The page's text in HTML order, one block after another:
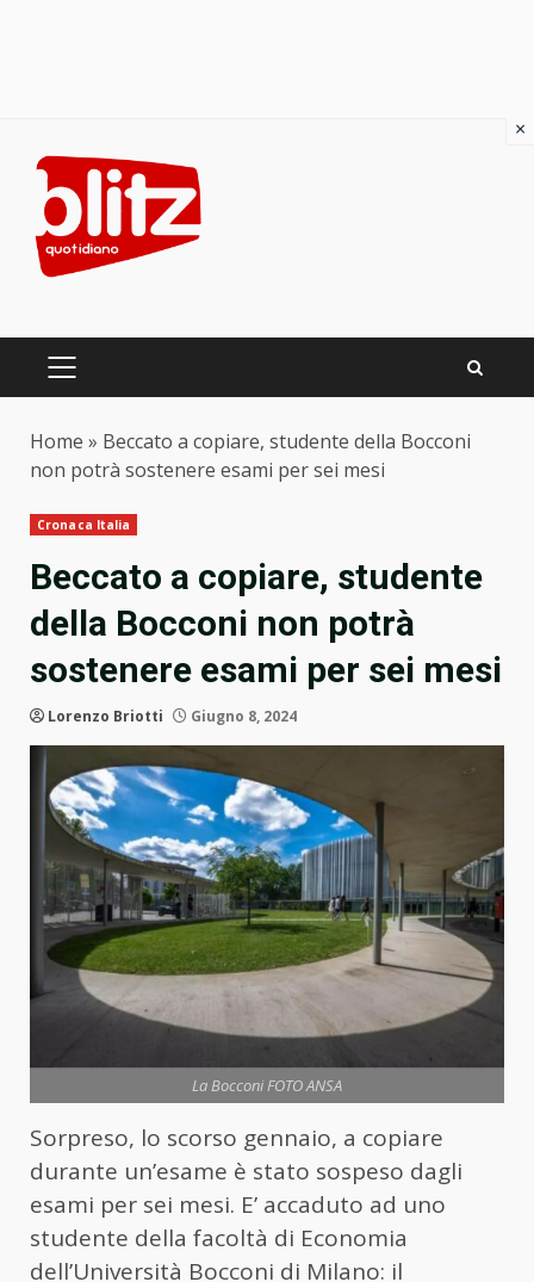
content
PRIMARY
Home » Beccato a copiare, studente della Bocconi
non potrà sostenere esami per sei mesi
Cronaca Italia
Beccato a copiare, studente
della Bocconi non potrà
sostenere esami per sei mesi
Lorenzo Briotti Giugno 8, 2024
La Bocconi FOTO ANSA
Sorpreso, lo scorso gennaio, a copiare
durante un’esame è stato sospeso dagli
esami per sei mesi. E’ accaduto ad uno
studente della facoltà di Economia
dell’Università Bocconi di Milano: il
×